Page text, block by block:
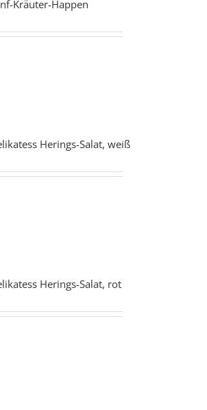
Kräuter-Happen
Herings-Salat, weiß
Herings-Salat, rot